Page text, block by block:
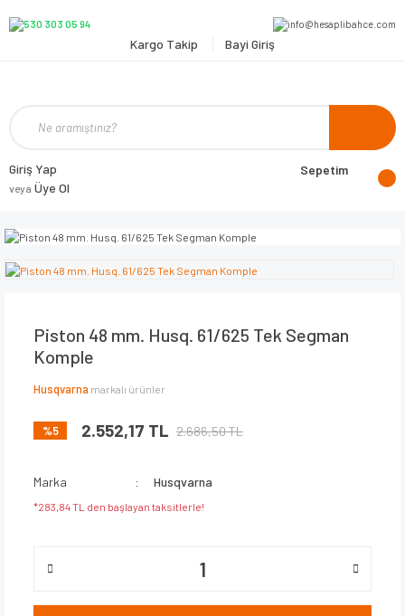
Kargo Takip Bayi Giriş
Giriş Yap
veya Üye Ol
Sepetim
Piston 48 mm. Husq. 61/625 Tek Segman
Komple
Husqvarna markalı ürünler
%5 2.552,17 TL 2.686,50 TL
Marka Husqvarna
*283,84 TL den başlayan taksitlerle!